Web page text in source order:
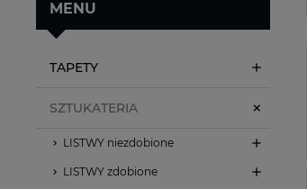
MENU
TAPETY
SZTUKATERIA
LISTWY niezdobione
LISTWY zdobione